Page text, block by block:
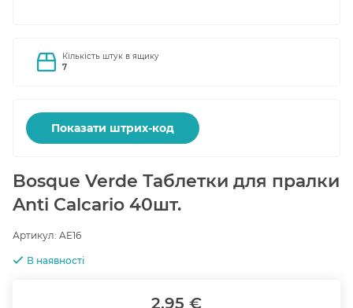
Кількість штук в ящику
7
Показати штрих-код
Bosque Verde Таблетки для пралки
Anti Calcario 40шт.
Артикул: AE16
В наявності
2.95 €